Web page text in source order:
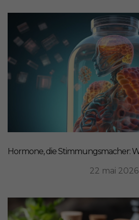
22 mai 2026